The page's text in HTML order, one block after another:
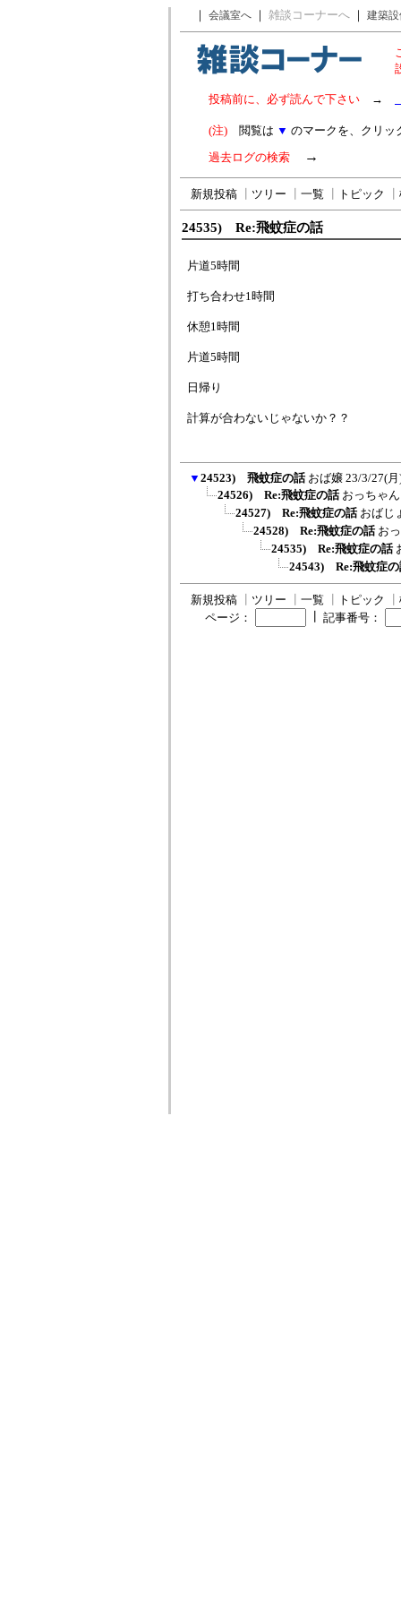
｜ 会議室へ ｜ 雑談コーナーへ ｜ 建築
投稿前に、必ず読んで下さい →
(注) 閲覧は ▼ のマークを、クリッ
過去ログの検索 →
新規投稿 ツリー 一覧 トピック
24535) Re:飛蚊症の話
片道5時間
打ち合わせ1時間
休憩1時間
片道5時間
日帰り
計算が合わないじゃないか？？
▼ 24523) 飛蚊症の話 おば嬢 23/3/27(
24526) Re:飛蚊症の話 おっちゃん
24527) Re:飛蚊症の話 おばじ
24528) Re:飛蚊症の話 お
24535) Re:飛蚊症の話
24543) Re:飛蚊症の
新規投稿 ツリー 一覧 トピック
ページ：
記事番号：